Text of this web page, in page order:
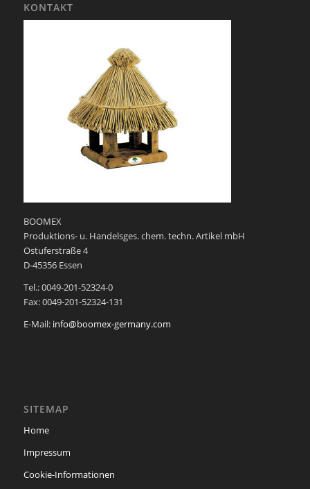
KONTAKT
BOOMEX
Produktions- u. Handelsges. chem. techn. Artikel mbH
Ostuferstraße 4
D-45356 Essen
Tel.: 0049-201-52324-0
Fax: 0049-201-52324-131
E-Mail: info@boomex-germany.com
SITEMAP
Home
Impressum
Cookie-Informationen